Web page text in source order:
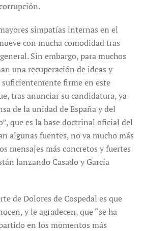
simpatías internas en el
con mucha comodidad tras
Sin embargo, para muchos
una recuperación de ideas y
firme en este
tras anunciar su candidatura, ya
de la unidad de España y del
que es la base doctrinal oficial del
algunas fuentes, no va mucho más
mensajes más concretos y fuertes
lanzando Casado y García
de Dolores de Cospedal es que
y le agradecen, que “se ha
en los momentos más